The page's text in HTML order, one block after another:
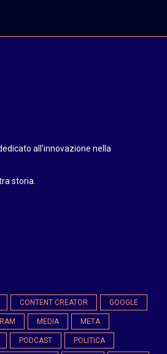
all’innovazione nella
storia
CONTENT CREATOR GOOGLE
MEDIA META
PODCAST POLITICA